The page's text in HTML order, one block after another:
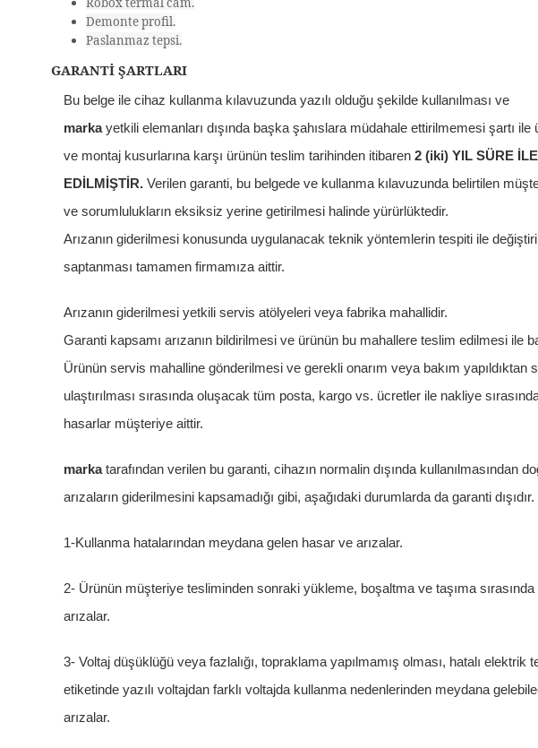
Demonte profil.
Paslanmaz tepsi.
GARANTİ ŞARTLARI
Bu belge ile cihaz kullanma kılavuzunda yazılı olduğu şekilde kullanılması ve
markayetkili elemanları dışında başka şahıslara müdahale ettirilmemesi şartı ile
ve montaj kusurlarına karşı ürünün teslim tarihinden itibaren2 (iki) YIL SÜRE
EDİLMİŞTİR.Verilen garanti, bu belgede ve kullanma kılavuzunda belirtilen
ve sorumlulukların eksiksiz yerine getirilmesi halinde yürürlüktedir.
Arızanın giderilmesi konusunda uygulanacak teknik yöntemlerin tespiti ile
saptanması tamamen firmamıza aittir.
Arızanın giderilmesi yetkili servis atölyeleri veya fabrika mahallidir.
Garanti kapsamı arızanın bildirilmesi ve ürünün bu mahallere teslim edilmesi ile
Ürünün servis mahalline gönderilmesi ve gerekli onarım veya bakım yapıldıktan
ulaştırılması sırasında oluşacak tüm posta, kargo vs. ücretler ile nakliye
hasarlar müşteriye aittir.
markatarafından verilen bu garanti, cihazın normalin dışında kullanılmasından
arızaların giderilmesini kapsamadığı gibi, aşağıdaki durumlarda da garanti dışıdır.
1-Kullanma hatalarından meydana gelen hasar ve arızalar.
2- Ürünün müşteriye tesliminden sonraki yükleme, boşaltma ve taşıma
arızalar.
3- Voltaj düşüklüğü veya fazlalığı, topraklama yapılmamış olması, hatalı elektrik
etiketinde yazılı voltajdan farklı voltajda kullanma nedenlerinden meydana
arızalar.